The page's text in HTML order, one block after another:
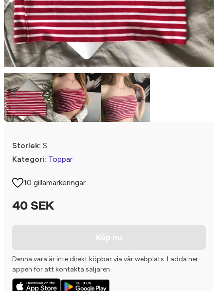
Storlek: S
Kategori: Toppar
10 gillamarkeringar
40 SEK
Köp nu
Denna vara är inte direkt köpbar via vår webplats. Ladda ner
appen för att kontakta säljaren